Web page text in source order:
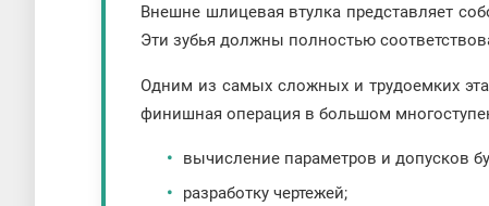
Внешне шлицевая втулка представляет
Эти зубья должны полностью
Одним из самых сложных и трудоемких
финишная операция в большом
вычисление параметров и допусков
разработку чертежей;